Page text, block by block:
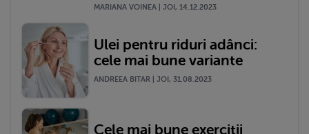
MARIANA VOINEA | JOI, 14.12.2023
Ulei pentru riduri adânci:
cele mai bune variante
ANDREEA BITAR | JOI, 31.08.2023
Cele mai bune exerciții